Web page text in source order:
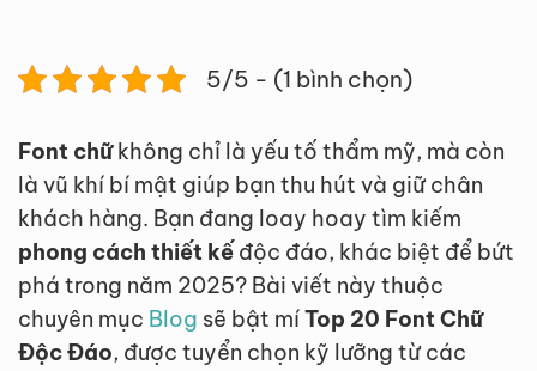
5/5 - (1 bình chọn)
Font chữkhông chỉ là yếu tố thẩm mỹ, mà còn
là vũ khí bí mật giúp bạn thu hút và giữ chân
khách hàng. Bạn đang loay hoay tìm kiếm
phong cách thiết kế độc đáo, khác biệt để bứt
phá trong năm 2025? Bài viết này thuộc
chuyên mục Blog sẽ bật míTop 20 Font Chữ
Độc Đáo, được tuyển chọn kỹ lưỡng từ các